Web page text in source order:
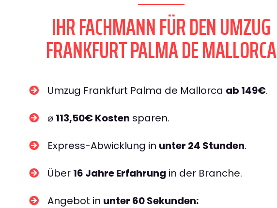
IHR FACHMANN FÜR DEN UMZUG
FRANKFURT PALMA DE MALLORCA
Umzug Frankfurt Palma de Mallorca ab 149€.
⌀ 113,50€ Kosten sparen.
Express-Abwicklung in unter 24 Stunden.
Über 16 Jahre Erfahrung in der Branche.
Angebot in unter 60 Sekunden: